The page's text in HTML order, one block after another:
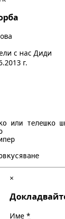
с нас Диди
г.
или телешко
×
Име *